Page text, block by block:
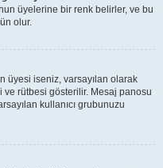
üyelerine bir renk belirler, ve bu
olur.
üyesi iseniz, varsayılan olarak
rütbesi gösterilir. Mesaj panosu
kullanıcı grubunuzu